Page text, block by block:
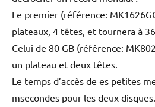
Le premier (référence:
plateaux, 4 têtes, et tournera à
Celui de 80 GB (référence:
un plateau et deux têtes.
Le temps d’accès de es petites
msecondes pour les deux disques.